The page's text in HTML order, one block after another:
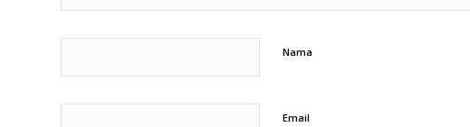
Nama
Email